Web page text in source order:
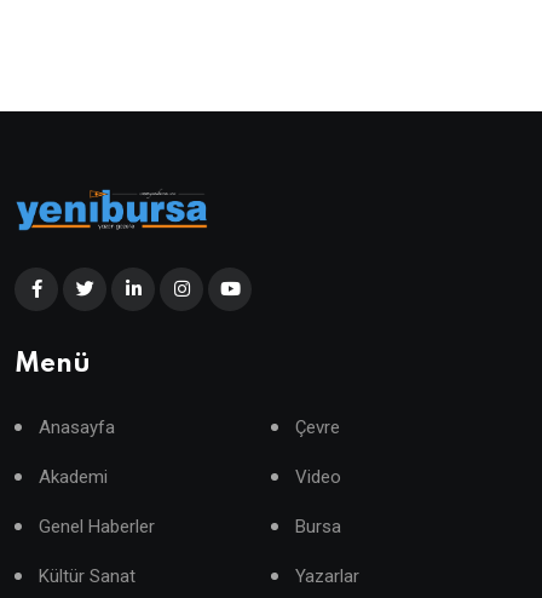
Menü
Anasayfa Çevre
Akademi Video
Genel Haberler Bursa
Kültür Sanat Yazarlar